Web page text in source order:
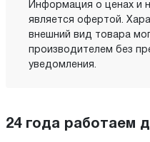
Информация о ценах и
является офертой.
внешний вид товара
производителем без
уведомления.
24 года работаем